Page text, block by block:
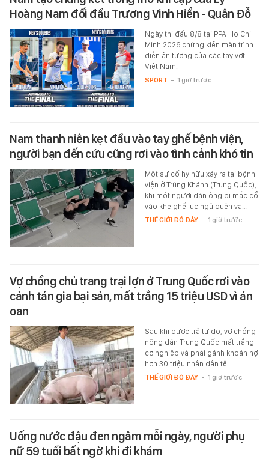
Hoàng Nam đối đầu Trương Vinh Hiển - Quân Đỗ
Ngày thi đấu 8/8 tại PPA Ho Chi
Minh 2026 chứng kiến màn trình
diễn ấn tượng của các tay vợt
Việt Nam.
SPORT - 1 giờ trước
Nam thanh niên kẹt đầu vào tay ghế bệnh viện,
người bạn đến cứu cũng rơi vào tình cảnh khó tin
Một sự cố hy hữu xảy ra tại bệnh
viện ở Trùng Khánh (Trung Quốc),
khi một người đàn ông bị mắc cổ
vào khe ghế lúc ngủ quên và…
THẾ GIỚI ĐÓ ĐÂY - 1 giờ trước
Vợ chồng chủ trang trại lợn ở Trung Quốc rơi vào
cảnh tán gia bại sản, mất trắng 15 triệu USD vì án
oan
Sau khi được trả tự do, vợ chồng
nông dân Trung Quốc mất trắng
cơ nghiệp và phải gánh khoản nợ
hơn 30 triệu nhân dân tệ.
THẾ GIỚI ĐÓ ĐÂY - 1 giờ trước
Uống nước đậu đen ngâm mỗi ngày, người phụ
nữ 59 tuổi bất ngờ khi đi khám